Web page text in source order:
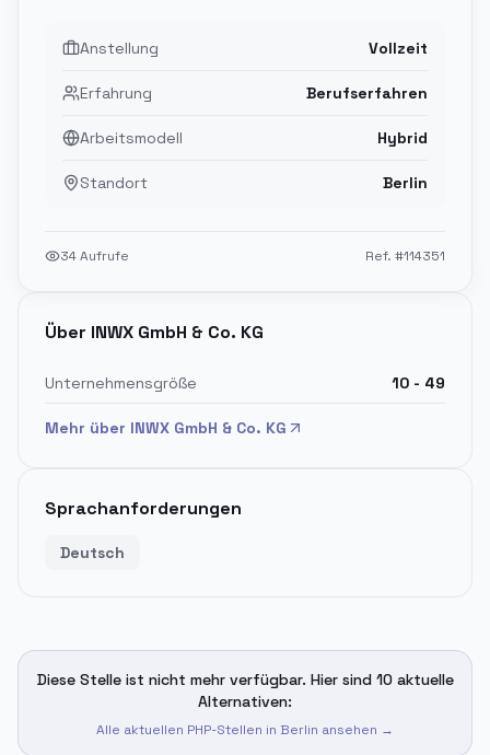
Anstellung Vollzeit
Erfahrung Berufserfahren
Arbeitsmodell Hybrid
Standort Berlin
34Aufrufe Ref. #114351
Über INWX GmbH & Co. KG
Unternehmensgröße 10 - 49
Mehr über INWX GmbH & Co. KG
Sprachanforderungen
Deutsch
Diese Stelle ist nicht mehr verfügbar. Hier sind 10 aktuelle
Alternativen:
Alle aktuellen PHP-Stellen in Berlin ansehen →